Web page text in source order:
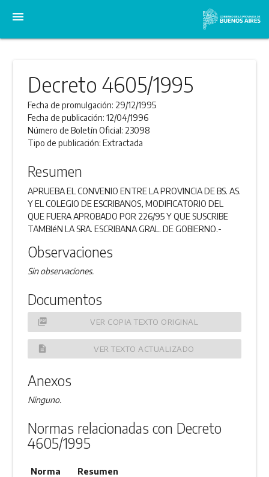
menu
Decreto 4605/1995
Fecha de promulgación: 29/12/1995
Fecha de publicación:12/04/1996
Número de Boletín Oficial: 23098
Tipo de publicación:Extractada
Resumen
APRUEBA EL CONVENIO ENTRE LA PROVINCIA DE BS. AS.
Y EL COLEGIO DE ESCRIBANOS, MODIFICATORIO DEL
QUE FUERA APROBADO POR 226/95 Y QUE SUSCRIBE
TAMBIéN LA SRA. ESCRIBANA GRAL. DE GOBIERNO.-
Observaciones
Sin observaciones.
Documentos
picture_as_pdf VER COPIA TEXTO ORIGINAL
description VER TEXTO ACTUALIZADO
Anexos
Ninguno.
Normas relacionadas con Decreto
4605/1995
Norma Resumen